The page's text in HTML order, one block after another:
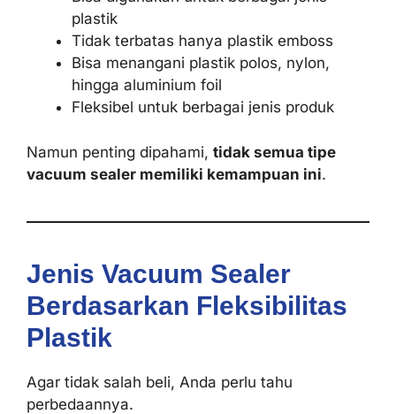
plastik
Tidak terbatas hanya plastik emboss
Bisa menangani plastik polos, nylon,
hingga aluminium foil
Fleksibel untuk berbagai jenis produk
Namun penting dipahami, tidak semua tipe
vacuum sealer memiliki kemampuan ini.
Jenis Vacuum Sealer
Berdasarkan Fleksibilitas
Plastik
Agar tidak salah beli, Anda perlu tahu
perbedaannya.